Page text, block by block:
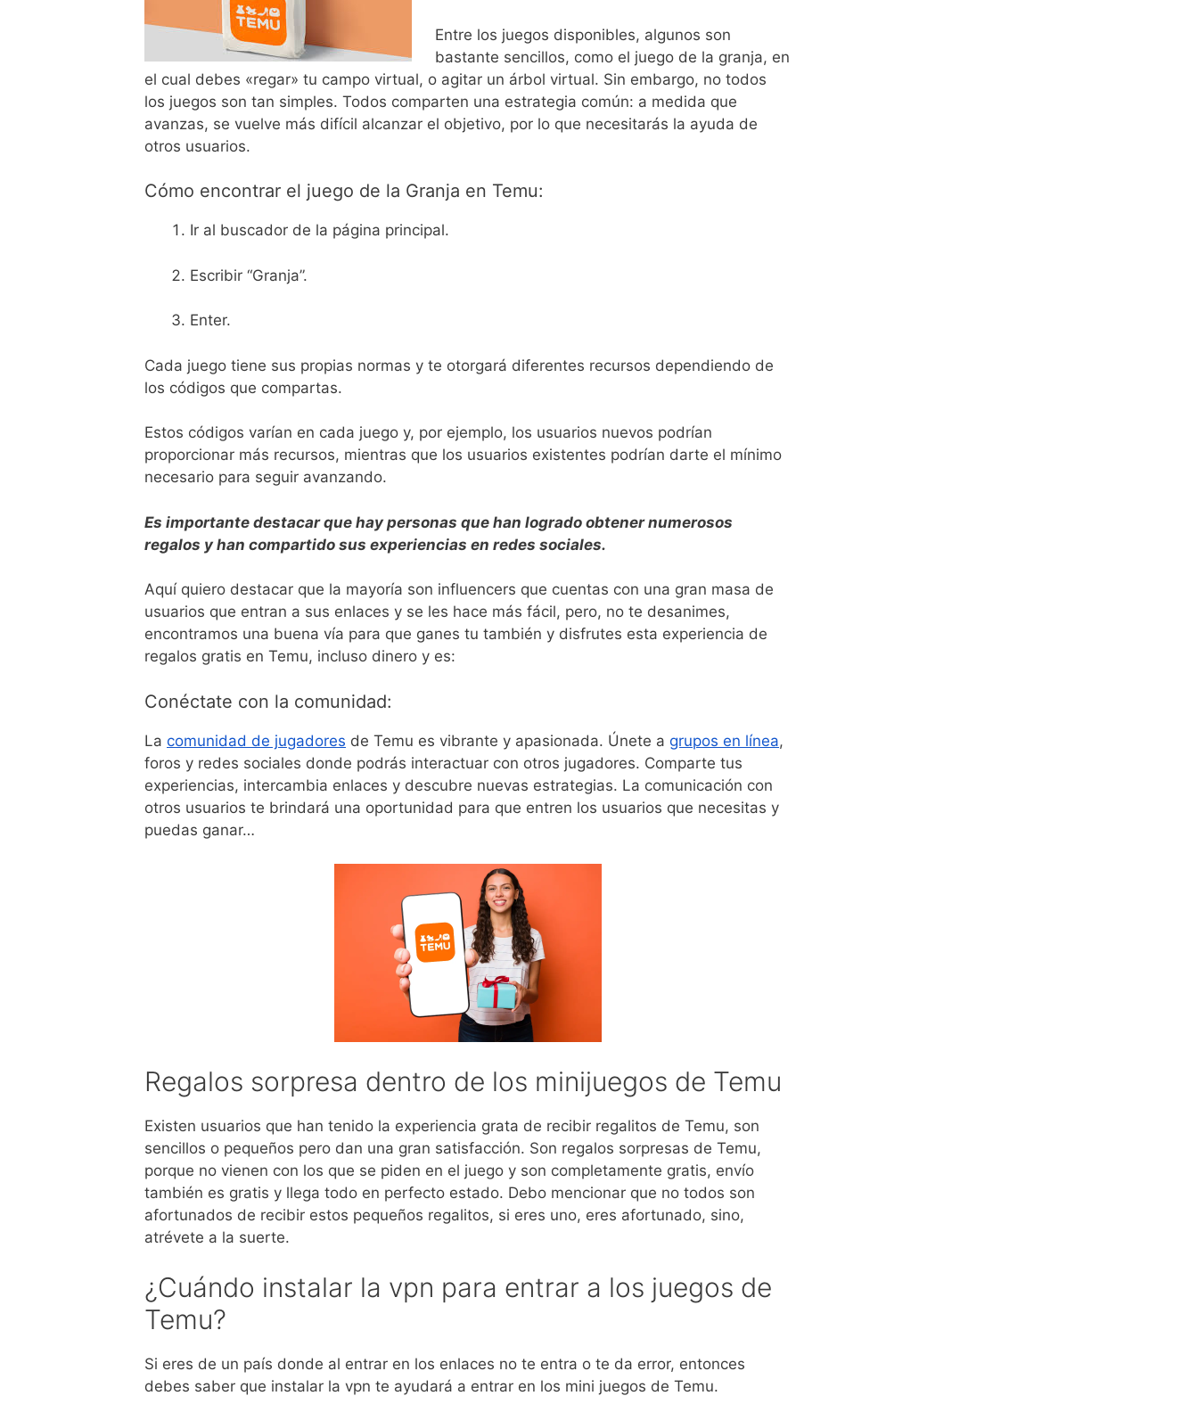
Entre los juegos disponibles, algunos son
bastante sencillos, como el juego de la granja, en
el cual debes «regar» tu campo virtual, o agitar un árbol virtual. Sin embargo, no todos
los juegos son tan simples. Todos comparten una estrategia común: a medida que
avanzas, se vuelve más difícil alcanzar el objetivo, por lo que necesitarás la ayuda de
otros usuarios.
Cómo encontrar el juego de la Granja en Temu:
Ir al buscador de la página principal.
Escribir “Granja”.
Enter.
Cada juego tiene sus propias normas y te otorgará diferentes recursos dependiendo de
los códigos que compartas.
Estos códigos varían en cada juego y, por ejemplo, los usuarios nuevos podrían
proporcionar más recursos, mientras que los usuarios existentes podrían darte el mínimo
necesario para seguir avanzando.
Es importante destacar que hay personas que han logrado obtener numerosos
regalos y han compartido sus experiencias en redes sociales.
Aquí quiero destacar que la mayoría son influencers que cuentas con una gran masa de
usuarios que entran a sus enlaces y se les hace más fácil, pero, no te desanimes,
encontramos una buena vía para que ganes tu también y disfrutes esta experiencia de
regalos gratis en Temu, incluso dinero y es:
Conéctate con la comunidad:
La comunidad de jugadores de Temu es vibrante y apasionada. Únete a grupos en línea,
foros y redes sociales donde podrás interactuar con otros jugadores. Comparte tus
experiencias, intercambia enlaces y descubre nuevas estrategias. La comunicación con
otros usuarios te brindará una oportunidad para que entren los usuarios que necesitas y
puedas ganar…
Regalos sorpresa dentro de los minijuegos de Temu
Existen usuarios que han tenido la experiencia grata de recibir regalitos de Temu, son
sencillos o pequeños pero dan una gran satisfacción. Son regalos sorpresas de Temu,
porque no vienen con los que se piden en el juego y son completamente gratis, envío
también es gratis y llega todo en perfecto estado. Debo mencionar que no todos son
afortunados de recibir estos pequeños regalitos, si eres uno, eres afortunado, sino,
atrévete a la suerte.
¿Cuándo instalar la vpn para entrar a los juegos de
Temu?
Si eres de un país donde al entrar en los enlaces no te entra o te da error, entonces
debes saber que instalar la vpn te ayudará a entrar en los mini juegos de Temu.